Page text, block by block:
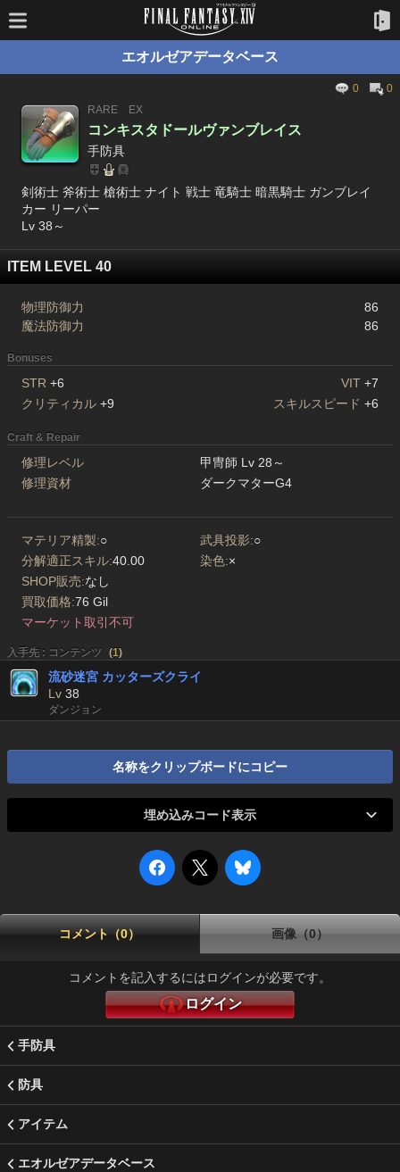
エオルゼアデータベース
0
0
RARE
EX
コンキスタドールヴァンブレイス
手防具
剣術士 斧術士 槍術士 ナイト 戦士 竜騎士 暗黒騎士 ガンブレイ
カー リーパー
Lv 38～
ITEM LEVEL 40
物理防御力
86
魔法防御力
86
Bonuses
STR +6 VIT +7
クリティカル +9 スキルスピード +6
Craft & Repair
修理レベル
甲冑師 Lv 28～
修理資材
ダークマターG4
マテリア精製:○ 武具投影:○
分解適正スキル:40.00 染色:×
SHOP販売:なし
買取価格:76 Gil
マーケット取引不可
入手先 : コンテンツ (1)
流砂迷宮 カッターズクライ
Lv 38
ダンジョン
名称をクリップボードにコピー
埋め込みコード表示
コメント（0） 画像（0）
コメントを記入するにはログインが必要です。
ログイン
手防具
防具
アイテム
エオルゼアデータベース